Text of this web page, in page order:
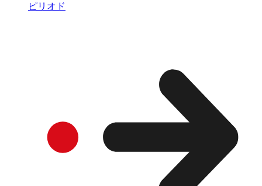
ピリオド